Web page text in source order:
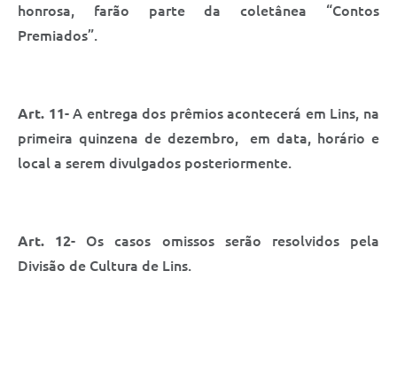
honrosa, farão parte da coletânea “Contos
Premiados”.
Art. 11- A entrega dos prêmios acontecerá em Lins, na
primeira quinzena de dezembro, em data, horário e
local a serem divulgados posteriormente.
Art. 12- Os casos omissos serão resolvidos pela
Divisão de Cultura de Lins.